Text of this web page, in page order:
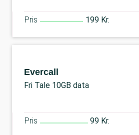
Pris 199 Kr.
Evercall
Fri Tale 10GB data
Pris 99 Kr.